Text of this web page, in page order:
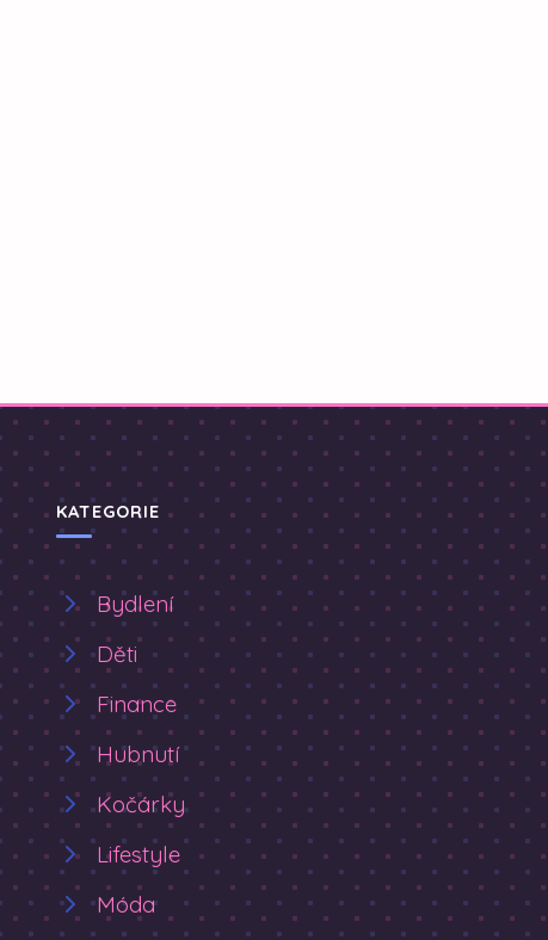
KATEGORIE
Bydlení
Děti
Finance
Hubnutí
Kočárky
Lifestyle
Móda